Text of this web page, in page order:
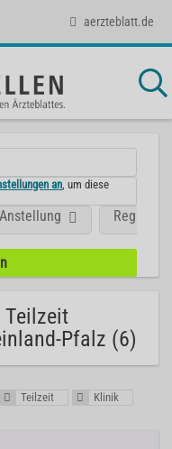
aerzteblatt.de
an , um diese
Region
Teilzeit
Pfalz (6)
Teilzeit
Klinik